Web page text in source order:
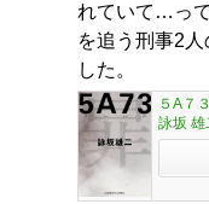
れていて…っ
を追う刑事2
した。
５A７
詠坂 雄